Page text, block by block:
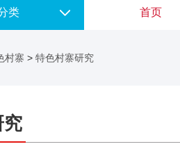
类 首页
村寨 > 特色村寨研究
究